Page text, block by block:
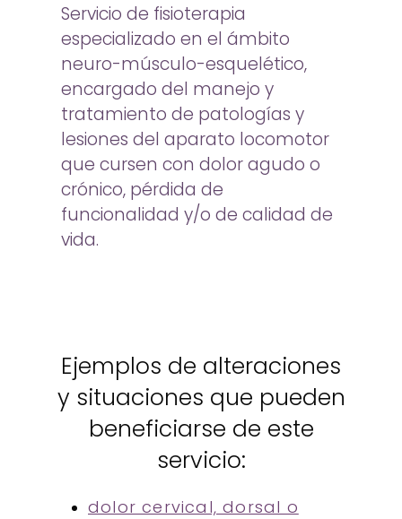
Servicio de fisioterapia
especializado en el ámbito
neuro-músculo-esquelético,
encargado del manejo y
tratamiento de patologías y
lesiones del aparato locomotor
que cursen con dolor agudo o
crónico, pérdida de
funcionalidad y/o de calidad de
vida.
Ejemplos de alteraciones
y situaciones que pueden
beneficiarse de este
servicio:
dolor cervical, dorsal o